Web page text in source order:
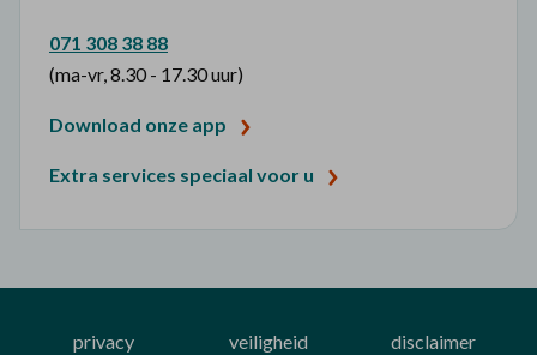
071 308 38 88
(ma-vr, 8.30 - 17.30 uur)
Download onze app
Extra services speciaal voor u
privacy veiligheid disclaimer